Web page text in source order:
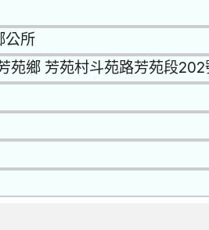
公所
苑鄉 芳苑村斗苑路芳苑段202